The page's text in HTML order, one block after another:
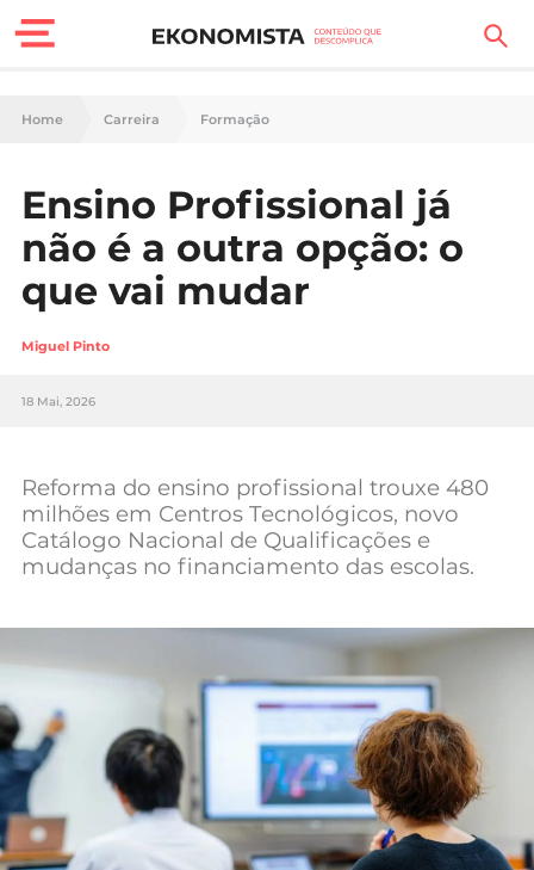
Finanças Pessoais
Carreira
Casa
Lifestyle
Sociedade
Negócios
Mundial 2026
Home Carreira Formação
Ensino Profissional já
não é a outra opção: o
que vai mudar
Miguel Pinto
18 Mai, 2026
Reforma do ensino profissional trouxe 480
milhões em Centros Tecnológicos, novo
Catálogo Nacional de Qualificações e
mudanças no financiamento das escolas.